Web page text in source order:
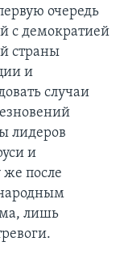
очередь
с демократией
страны
и
случаи
лидеров
и
же после
лишь